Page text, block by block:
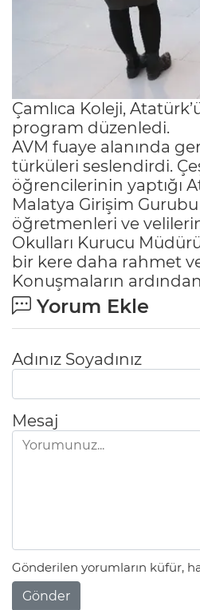
Çamlıca Koleji,
program düzenledi.
AVM fuaye alanında
türküleri seslendirdi.
öğrencilerinin yaptığı
Malatya Girişim
öğretmenleri ve
Okulları Kurucu
bir kere daha rahmet
Konuşmaların
Yorum Ekle
Adınız Soyadınız
Mesaj
Gönderilen yorumların küfür,
Gönder